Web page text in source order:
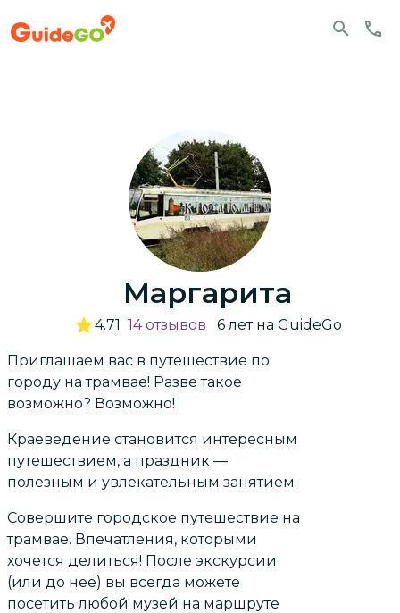
Маргарита
4.71 14 отзывов 6 летна GuideGo
Приглашаем вас в путешествие по
городу на трамвае! Разве такое
возможно? Возможно!
Краеведение становится интересным
путешествием, а праздник —
полезным и увлекательным занятием.
Совершите городское путешествие на
трамвае. Впечатления, которыми
хочется делиться! После экскурсии
(или до нее) вы всегда можете
посетить любой музей на маршруте